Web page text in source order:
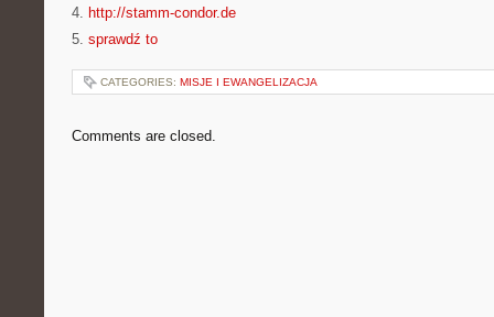
4. http://stamm-condor.de
5. sprawdź to
CATEGORIES: MISJE I EWANGELIZACJA
Comments are closed.